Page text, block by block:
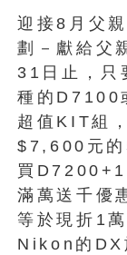
迎接8月父
劃－獻給父
31日止，只
種的D7100
超值KIT組
$7,600元
買
滿萬送千優
等於現折1
Nikon的DX